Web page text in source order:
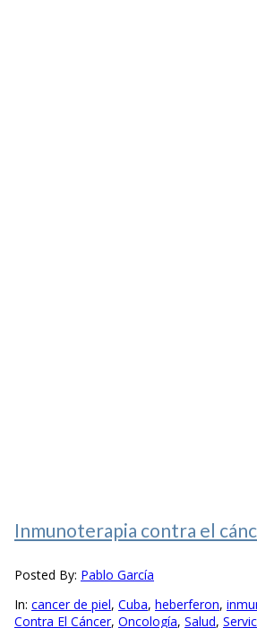
Inmunoterapia contra el
Posted By: Pablo García
In: cancer de piel, Cuba, heberferon,
Contra El Cáncer, Oncología, Salud,